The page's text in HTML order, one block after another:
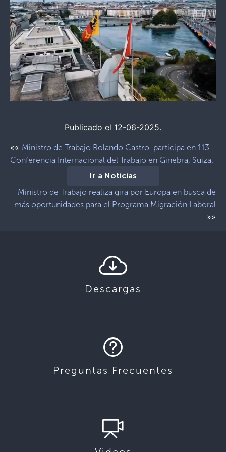
Publicado el 12-06-2025.
«« Ministro de Trabajo Rolando Castro, participa en 113
Conferencia Internacional del Trabajo en Ginebra, Suiza.
Ir a Noticias
Ministro de Trabajo realiza gira por Europa en busca de
más oportunidades para el Programa Migración Laboral
»»
Descargas
Preguntas Frecuentes